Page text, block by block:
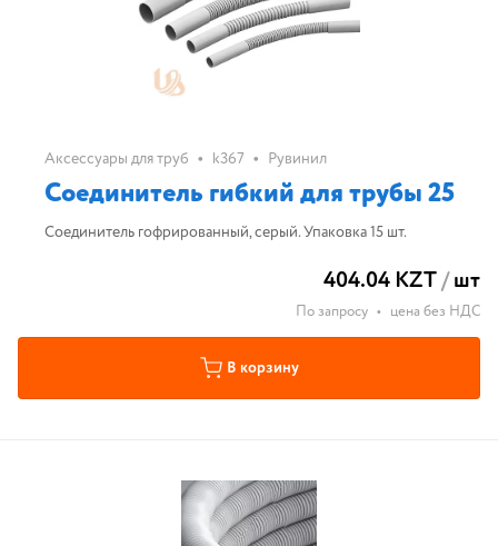
Аксессуары для труб • k367 • Рувинил
Соединитель гибкий для трубы 25
Соединитель гофрированный, серый. Упаковка 15 шт.
404.04 KZT/шт
По запросу • цена без НДС
В корзину